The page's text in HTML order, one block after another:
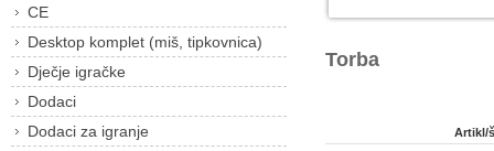
CE
Desktop komplet (miš, tipkovnica)
Dječje igračke
Dodaci
Dodaci za igranje
Torba
Artikl/